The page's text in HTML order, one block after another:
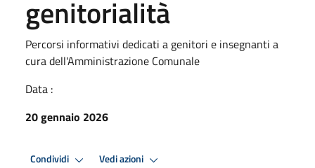
genitorialità
Percorsi informativi dedicati a genitori e insegnanti a
cura dell'Amministrazione Comunale
Data :
20 gennaio 2026
Condividi Vedi azioni